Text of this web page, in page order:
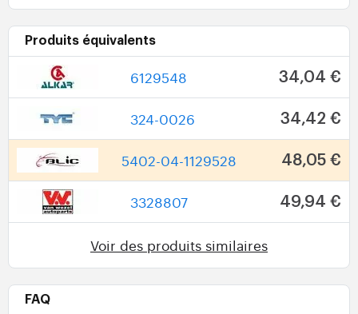
Produits équivalents
6129548 34,04 €
324-0026 34,42 €
5402-04-1129528 48,05 €
3328807 49,94 €
Voir des produits similaires
FAQ